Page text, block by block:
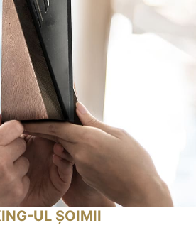
UL ȘOIMII